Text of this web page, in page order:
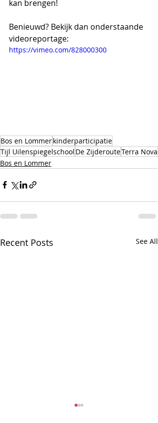
kan brengen!
Benieuwd? Bekijk dan onderstaande
videoreportage:
https://vimeo.com/828000300
Bos en Lommerkinderparticipatie
Tijl Uilenspiegelschool De ZijderouteTerra Nova
Bos en Lommer
Recent Posts See All